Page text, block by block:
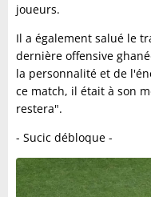
joueurs.
Il a également salué le
dernière offensive
la personnalité et de
ce match, il était à son
restera".
- Sucic débloque -